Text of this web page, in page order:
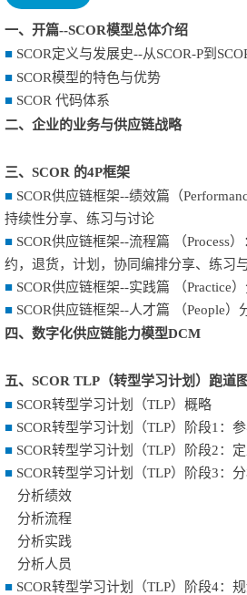
一、开篇--SCOR模型总体介绍
■ SCOR定义与发展史--从SCOR-P到
■ SCOR模型的特色与优势
■ SCOR 代码体系
二、企业的业务与供应链战略
三、SCOR 的4P框架
■ SCOR供应链框架--绩效篇（
持续性分享、练习与讨论
■ SCOR供应链框架--流程篇 （Process
约，退货，计划，协同编排分享、练习
■ SCOR供应链框架--实践篇 （Practice）
■ SCOR供应链框架--人才篇 （People）
四、 数字化供应链能力模型DCM
五、 SCOR TLP（转型学习计划）跑道
■ SCOR转型学习计划（TLP）概略
■ SCOR转型学习计划（TLP）阶段1：
■ SCOR转型学习计划（TLP）阶段2：
■ SCOR转型学习计划（TLP）阶段3：
分析绩效
分析流程
分析实践
分析人员
■ SCOR转型学习计划（TLP）阶段4：规